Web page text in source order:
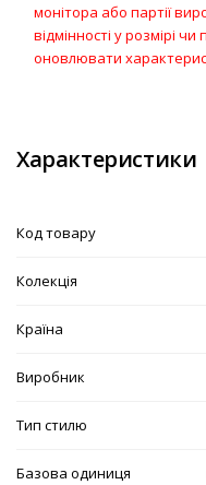
монітора або партії
відмінності у розмірі
оновлювати
Характеристики
Код товару
Колекція
Країна
Виробник
Тип стилю
Базова одиниця